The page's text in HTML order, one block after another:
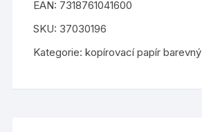
A4
160g
96
EAN: 7318761041600
SKU: 37030196
Kategorie:kopírovací papír barevný